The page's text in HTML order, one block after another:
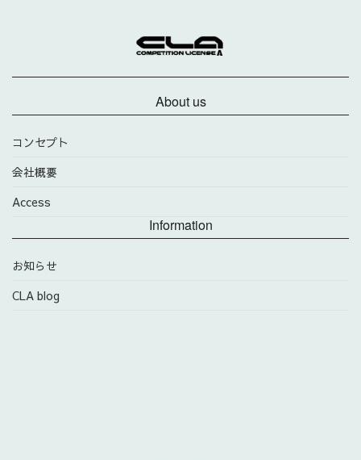
About us
コンセプト
会社概要
Access
Information
お知らせ
CLA blog